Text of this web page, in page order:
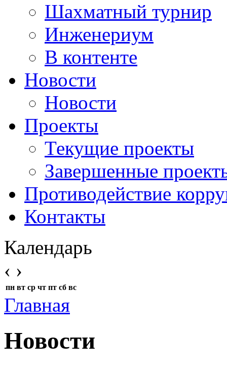
Шахматный турнир
Инженериум
В контенте
Новости
Новости
Проекты
Текущие проекты
Завершенные
Противодействие
Контакты
Календарь
‹ ›
пн вт ср чт пт сб вс
Главная
Новости